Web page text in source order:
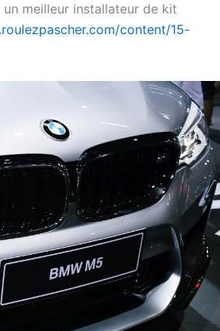
meilleur installateur de kit
content/15-